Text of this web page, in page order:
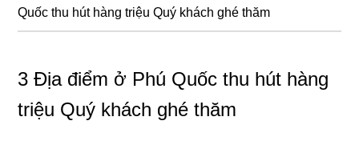
Quốc thu hút hàng triệu Quý khách ghé thăm
3 Địa điểm ở Phú Quốc thu hút hàng
triệu Quý khách ghé thăm